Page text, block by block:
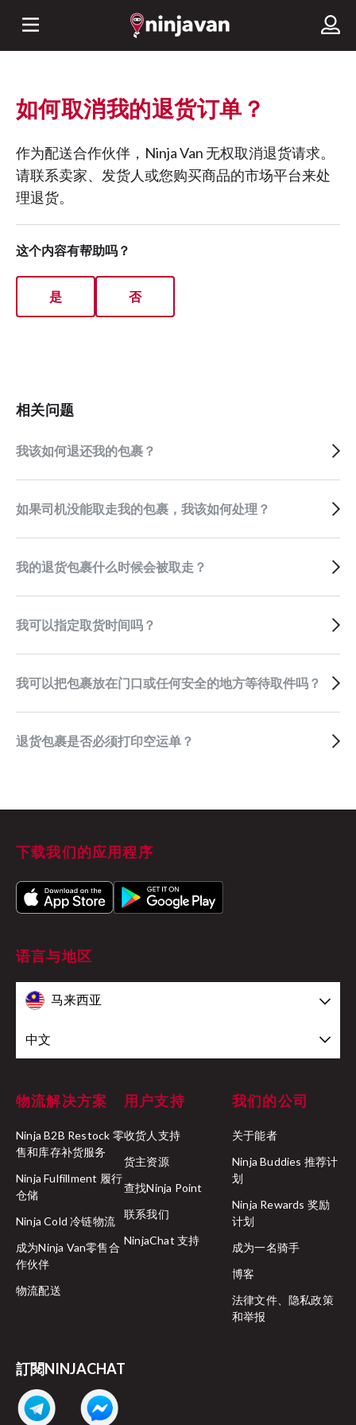
如何取消我的退货订单？
作为配送合作伙伴，Ninja Van 无权取消退货请求。
请联系卖家、发货人或您购买商品的市场平台来处
理退货。
这个内容有帮助吗？
是 否
相关问题
我该如何退还我的包裹？
如果司机没能取走我的包裹，我该如何处理？
我的退货包裹什么时候会被取走？
我可以指定取货时间吗？
我可以把包裹放在门口或任何安全的地方等待取件吗？
退货包裹是否必须打印空运单？
下载我们的应用程序
语言与地区
马来西亚
中文
物流解决方案
Ninja B2B Restock 零
售和库存补货服务
Ninja Fulfillment 履行
仓储
Ninja Cold 冷链物流
成为Ninja Van零售合
作伙伴
物流配送
用户支持
收货人支持
货主资源
查找Ninja Point
联系我们
NinjaChat 支持
我们的公司
关于能者
Ninja Buddies 推荐计
划
Ninja Rewards 奖励
计划
成为一名骑手
博客
法律文件、隐私政策
和举报
訂閱NINJACHAT